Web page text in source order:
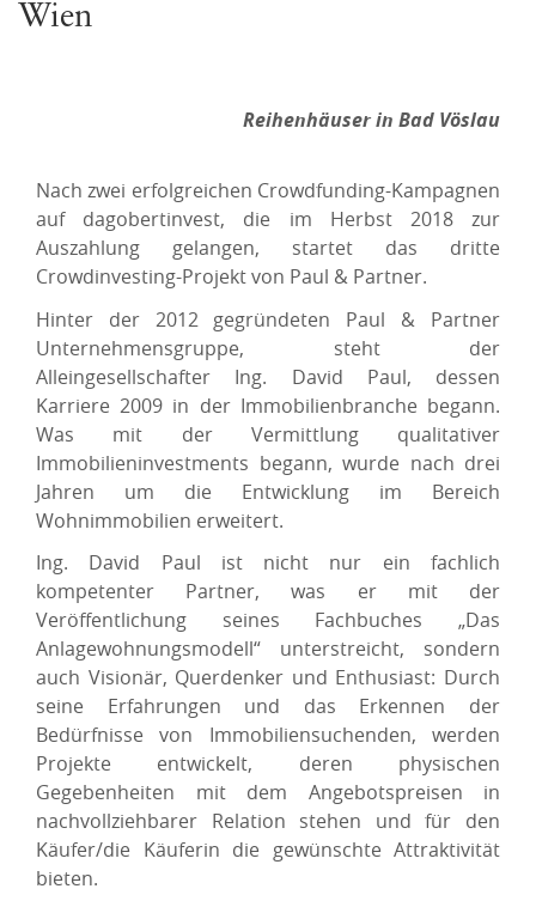
Wien
Reihenhäuser in Bad Vöslau
Nach zwei erfolgreichen Crowdfunding-Kampagnen
auf dagobertinvest, die im Herbst 2018 zur
Auszahlung gelangen, startet das dritte
Crowdinvesting-Projekt von Paul & Partner.
Hinter der 2012 gegründeten Paul & Partner
Unternehmensgruppe, steht der
Alleingesellschafter Ing. David Paul, dessen
Karriere 2009 in der Immobilienbranche begann.
Was mit der Vermittlung qualitativer
Immobilieninvestments begann, wurde nach drei
Jahren um die Entwicklung im Bereich
Wohnimmobilien erweitert.
Ing. David Paul ist nicht nur ein fachlich
kompetenter Partner, was er mit der
Veröffentlichung seines Fachbuches „Das
Anlagewohnungsmodell“ unterstreicht, sondern
auch Visionär, Querdenker und Enthusiast: Durch
seine Erfahrungen und das Erkennen der
Bedürfnisse von Immobiliensuchenden, werden
Projekte entwickelt, deren physischen
Gegebenheiten mit dem Angebotspreisen in
nachvollziehbarer Relation stehen und für den
Käufer/die Käuferin die gewünschte Attraktivität
bieten.